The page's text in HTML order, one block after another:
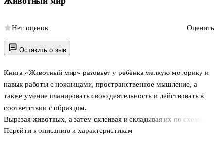
Оставить отзыв
Книга «Животный мир» разовьёт у ребёнка мелкую моторику и
навык работы с ножницами, пространственное мышление, а
также умение планировать свою деятельность и действовать в
соответствии с образцом.
Вырезая животных, а затем склеивая и складывая их по схеме,
ребёнок не только получит представление об окружающем мире,
Перейти к описанию и характеристикам
Нет оценок Оценить